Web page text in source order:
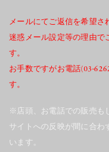
メールにてご返信を希望さ
迷惑メール設定等の理由で
す。
お手数ですがお電話(03-
す。
※店頭、お電話での販売も
サイトへの反映が間に合わ
います。